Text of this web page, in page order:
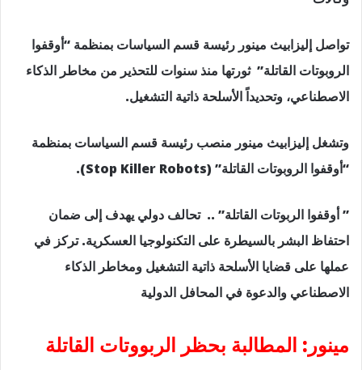
تواصل إليزابيث مينور رئيسة قسم السياسات بمنظمة “أوقفوا
الروبوتات القاتلة” ثورتها منذ سنوات للتحذير من مخاطر الذكاء
الاصطناعي، وتحديداً الأسلحة ذاتية التشغيل.
وتشغل إليزابيث مينور منصب رئيسة قسم السياسات بمنظمة
“أوقفوا الروبوتات القاتلة” (Stop Killer Robots).
” أوقفوا الربوتات القاتلة” .. تحالف دولي يهدف إلى ضمان
احتفاظ البشر بالسيطرة على التكنولوجيا العسكرية. تركز في
عملها على قضايا الأسلحة ذاتية التشغيل ومخاطر الذكاء
الاصطناعي والدعوة في المحافل الدولية
مينور: المطالبة بحظر الربووتات القاتلة